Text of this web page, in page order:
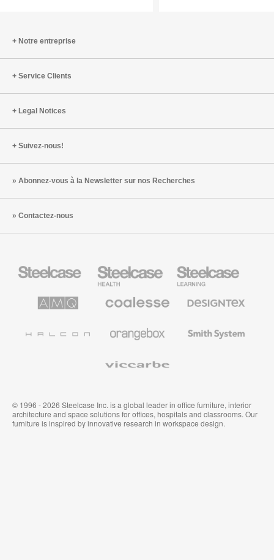
l’IA
locales
Notre entreprise
Service Clients
Legal Notices
Suivez-nous!
Abonnez-vous à la Newsletter sur nos Recherches
Contactez-nous
Health
Mobilier
pour
secteur
Solutions
Mobilier
Premium
Textiles
Muraux
System
© 1996 - 2026 Steelcase Inc. is a global leader in office furniture, interior
architecture and space solutions for offices, hospitals and classrooms. Our
furniture is inspired by innovative research in workspace design.